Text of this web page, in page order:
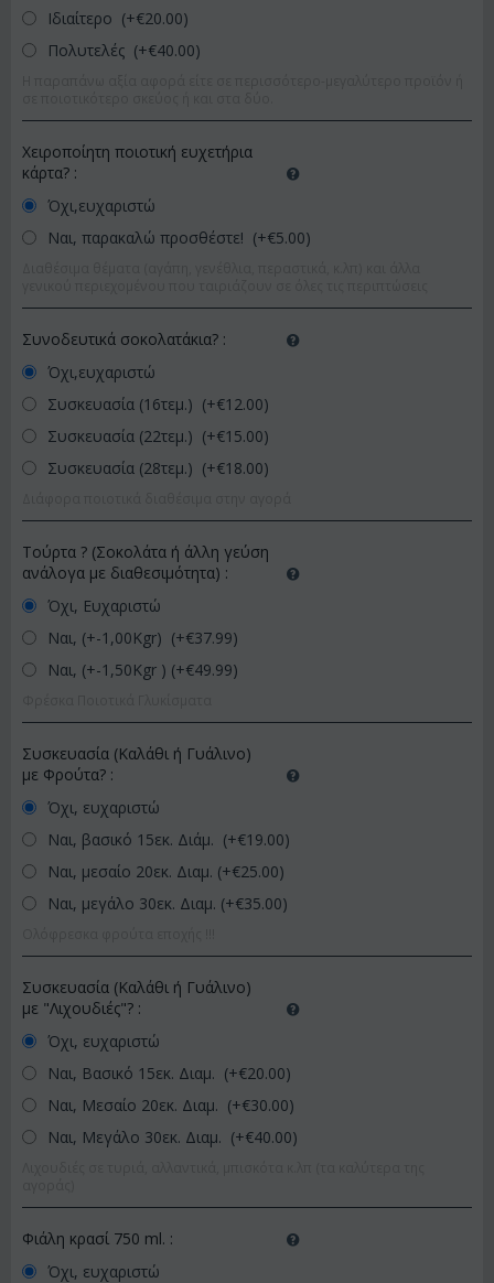
Ιδιαίτερο (+€20.00)
Πολυτελές (+€40.00)
Χειροποίητη ποιοτική ευχετήρια
κάρτα? :
Όχι,ευχαριστώ
Ναι, παρακαλώ προσθέστε! (+€5.00)
Συνοδευτικά σοκολατάκια? :
Όχι,ευχαριστώ
Συσκευασία (16τεμ.) (+€12.00)
Συσκευασία (22τεμ.) (+€15.00)
Συσκευασία (28τεμ.) (+€18.00)
Τούρτα ? (Σοκολάτα ή άλλη γεύση
ανάλογα με διαθεσιμότητα) :
Όχι, Ευχαριστώ
Ναι, (+-1,00Kgr) (+€37.99)
Ναι, (+-1,50Kgr ) (+€49.99)
Συσκευασία (Καλάθι ή Γυάλινο)
με Φρούτα? :
Όχι, ευχαριστώ
Ναι, βασικό 15εκ. Διάμ. (+€19.00)
Ναι, μεσαίο 20εκ. Διαμ. (+€25.00)
Ναι, μεγάλο 30εκ. Διαμ. (+€35.00)
Συσκευασία (Καλάθι ή Γυάλινο)
με "Λιχουδιές"? :
Όχι, ευχαριστώ
Ναι, Βασικό 15εκ. Διαμ. (+€20.00)
Ναι, Μεσαίο 20εκ. Διαμ. (+€30.00)
Ναι, Μεγάλο 30εκ. Διαμ. (+€40.00)
Φιάλη κρασί 750 ml. :
Όχι, ευχαριστώ